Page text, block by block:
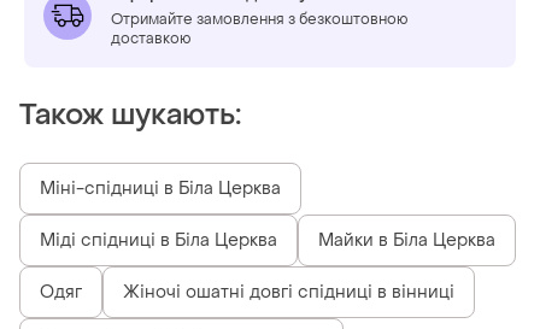
Отримайте замовлення з безкоштовною
доставкою
Також шукають:
Міні-спідниці в Біла Церква
Міді спідниці в Біла Церква Майки в Біла Церква
Одяг Жіночі ошатні довгі спідниці в вінниці